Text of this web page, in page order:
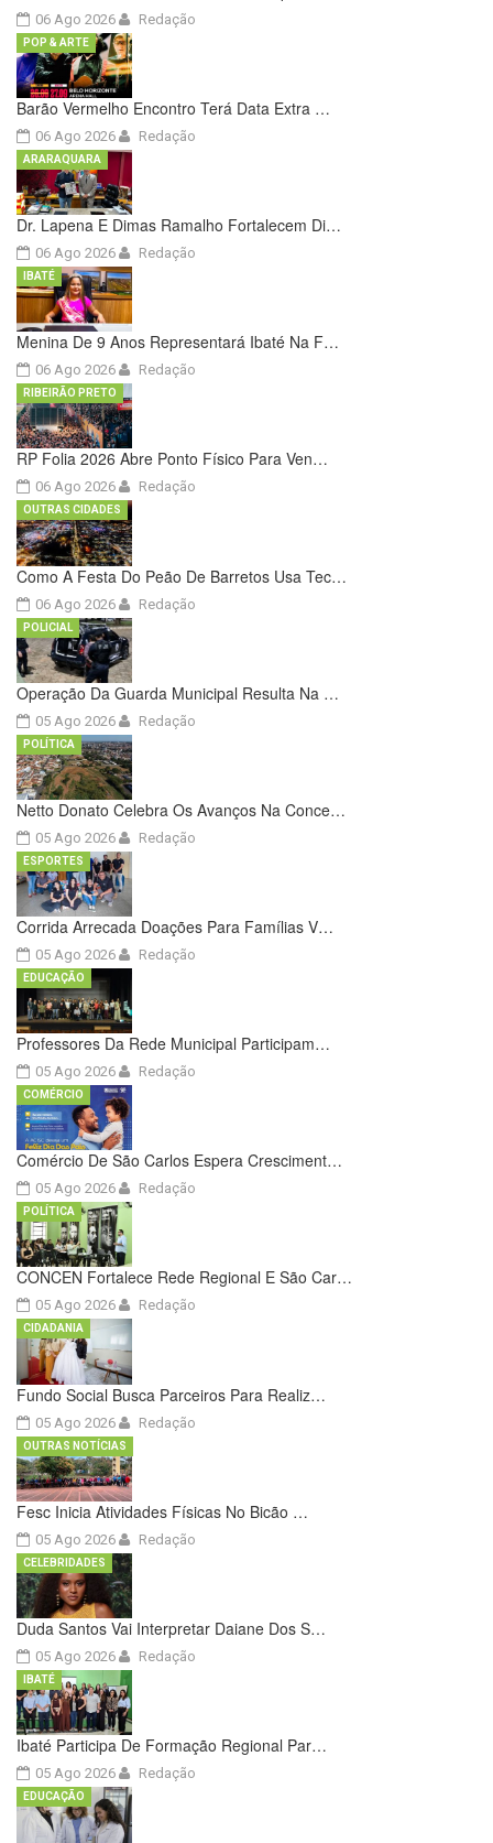
06 Ago 2026 Redação
Barão Vermelho Encontro Terá Data Extra …
06 Ago 2026
POP & ARTE
Redação
Dr. Lapena E Dimas Ramalho Fortalecem Di…
06 Ago 2026
ARARAQUARA
Redação
Menina De 9 Anos Representará Ibaté Na F…
06 Ago 2026
IBATÉ
Redação
RP Folia 2026 Abre Ponto Físico Para Ven…
06 Ago 2026
RIBEIRÃO PRETO
Redação
Como A Festa Do Peão De Barretos Usa Tec…
06 Ago 2026
OUTRAS CIDADES
Redação
Operação Da Guarda Municipal Resulta Na …
05 Ago 2026
POLICIAL
Redação
Netto Donato Celebra Os Avanços Na Conce…
05 Ago 2026
POLÍTICA
Redação
Corrida Arrecada Doações Para Famílias V…
05 Ago 2026
ESPORTES
Redação
Professores Da Rede Municipal Participam…
05 Ago 2026
EDUCAÇÃO
Redação
Comércio De São Carlos Espera Cresciment…
05 Ago 2026
COMÉRCIO
Redação
CONCEN Fortalece Rede Regional E São Car…
05 Ago 2026
POLÍTICA
Redação
Fundo Social Busca Parceiros Para Realiz…
05 Ago 2026
CIDADANIA
Redação
Fesc Inicia Atividades Físicas No Bicão …
05 Ago 2026
OUTRAS NOTÍCIAS
Redação
Duda Santos Vai Interpretar Daiane Dos S…
05 Ago 2026
CELEBRIDADES
Redação
Ibaté Participa De Formação Regional Par…
05 Ago 2026
IBATÉ
Redação
EDUCAÇÃO